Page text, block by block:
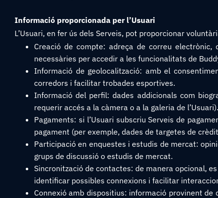
Informació proporcionada per l’Usuari
L’Usuari, en fer ús dels Serveis, pot proporcionar
Creació de compte: adreça de correu
necessàries per accedir a les funcionalitats de
Informació de geolocalització: amb el
corredors i facilitar trobades esportives.
Informació del perfil: dades addicionals com
requerir accés a la càmera o a la galeria de l’Usuari).
Pagaments: si l’Usuari subscriu Serveis de
pagament (per exemple, dades de targetes de
Participació en enquestes i estudis de mercat:
grups de discussió o estudis de mercat.
Sincronització de contactes: de manera opcional,
identificar possibles connexions i facilitar
Connexió amb dispositius: informació provinent